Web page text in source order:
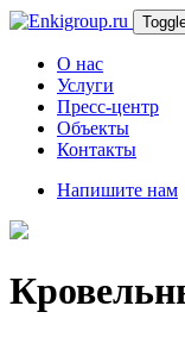
О нас
Услуги
Пресс-центр
Объекты
Контакты
Напишите нам